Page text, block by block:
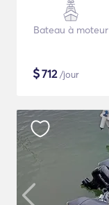
Bateau à moteur
$712/jour